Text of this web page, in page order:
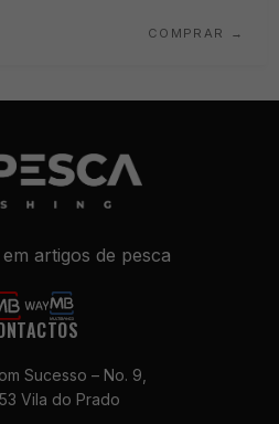
COMPRAR
artigos de pesca
Sucesso – No. 9,
Vila do Prado